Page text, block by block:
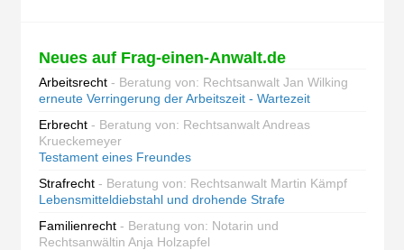
Neues auf Frag-einen-Anwalt.de
Arbeitsrecht - Beratung von: Rechtsanwalt Jan Wilking
erneute Verringerung der Arbeitszeit - Wartezeit
Erbrecht - Beratung von: Rechtsanwalt Andreas
Krueckemeyer
Testament eines Freundes
Strafrecht - Beratung von: Rechtsanwalt Martin Kämpf
Lebensmitteldiebstahl und drohende Strafe
Familienrecht - Beratung von: Notarin und
Rechtsanwältin Anja Holzapfel